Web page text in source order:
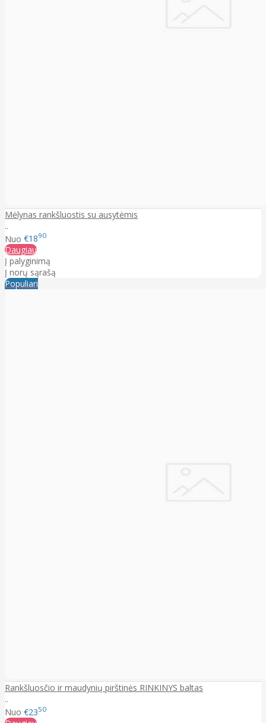
Mėlynas rankšluostis su ausytėmis
..
Nuo €1890
Daugiau
Į palyginimą
Į norų sąrašą
Populiari
Rankšluosčio ir maudynių pirštinės RINKINYS baltas
..
Nuo €2350